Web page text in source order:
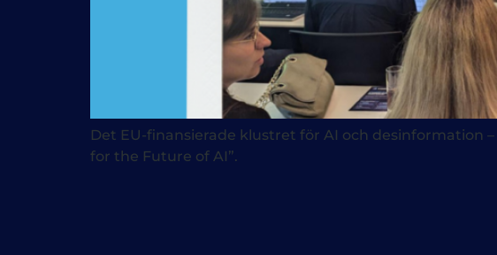
Det EU-finansierade klustret för AI och desinformation
for the Future of AI”.